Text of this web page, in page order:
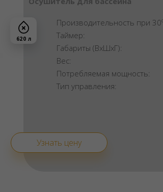
620 л
Производительность при 30
Таймер:
Габариты (ВхШхГ):
Вес:
Потребляемая мощность:
Тип управления:
Узнать цену